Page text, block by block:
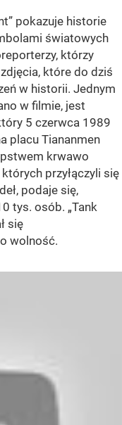
pokazuje historie
światowych
którzy
które do dziś
w historii. Jednym
w filmie, jest
5 czerwca 1989
placu Tiananmen
krwawo
przyłączyli się
podaje się,
tys. osób. „Tank
się
wolność.